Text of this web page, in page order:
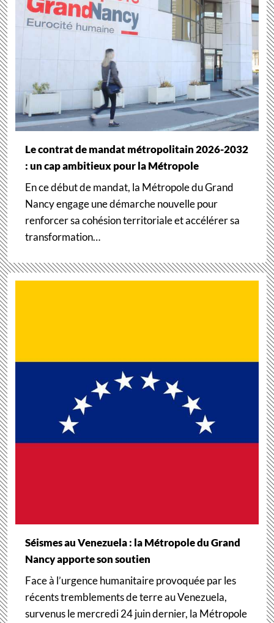
Le contrat de mandat métropolitain 2026-2032
: un cap ambitieux pour la Métropole
En ce début de mandat, la Métropole du Grand
Nancy engage une démarche nouvelle pour
renforcer sa cohésion territoriale et accélérer sa
transformation…
Séismes au Venezuela : la Métropole du Grand
Nancy apporte son soutien
Face à l’urgence humanitaire provoquée par les
récents tremblements de terre au Venezuela,
survenus le mercredi 24 juin dernier, la Métropole